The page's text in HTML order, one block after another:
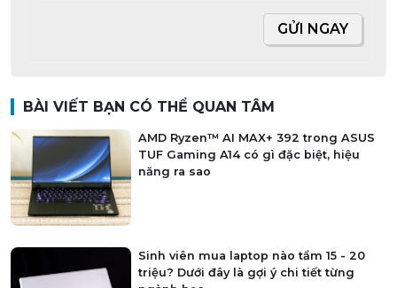
GỬI NGAY
BÀI VIẾT BẠN CÓ THỂ QUAN TÂM
AMD Ryzen™ AI MAX+ 392 trong ASUS
TUF Gaming A14 có gì đặc biệt, hiệu
năng ra sao
Sinh viên mua laptop nào tầm 15 - 20
triệu? Dưới đây là gợi ý chi tiết từng